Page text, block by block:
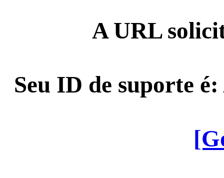
A URL
Seu ID de suporte